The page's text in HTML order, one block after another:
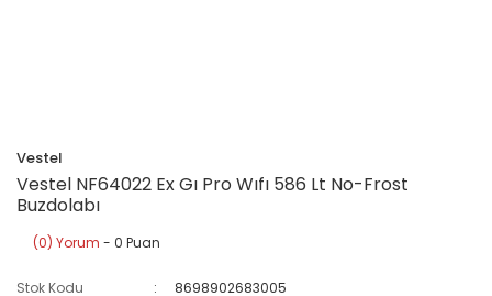
Vestel
Vestel NF64022 Ex Gı Pro Wıfı 586 Lt No-Frost
Buzdolabı
(0) Yorum - 0 Puan
Stok Kodu
8698902683005